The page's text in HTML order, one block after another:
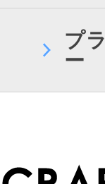
プ
ー